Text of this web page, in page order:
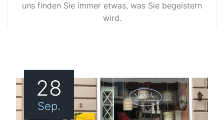
uns finden Sie immer etwas, was Sie begeistern
wird.
28
Sep.